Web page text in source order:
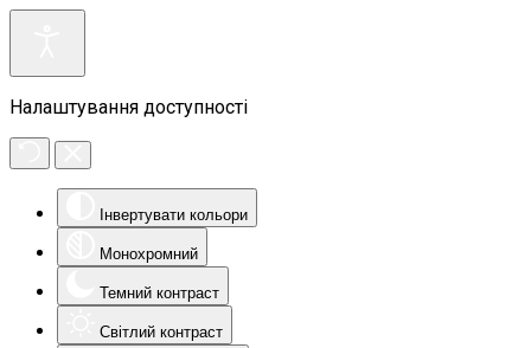
Налаштування доступності
Інвертувати кольори
Монохромний
Темний контраст
Світлий контраст